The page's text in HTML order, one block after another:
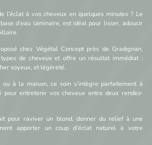
l’éclat à vos cheveux en quelques minutes ? Le
d’eau laminaire, est idéal pour lisser, adoucir
chez Végétal Concept près de Gradignan,
de cheveux et offre un résultat immédiat :
soyeux, et légèreté.
à la maison, ce soin s’intègre parfaitement à
pour entretenir vos cheveux entre deux rendez-
pour raviver un blond, donner du relief à une
apporter un coup d’éclat naturel à votre